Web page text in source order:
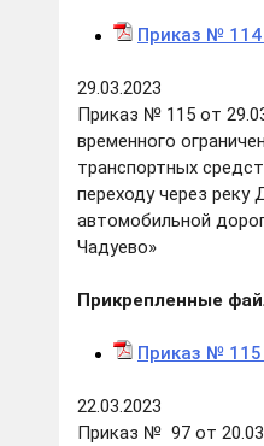
Приказ №
29.03.2023
Приказ № 115 от
временного
транспортных
переходу через реку
автомобильной
Чадуево»
Прикрепленные
Приказ №
22.03.2023
Приказ № 97 от